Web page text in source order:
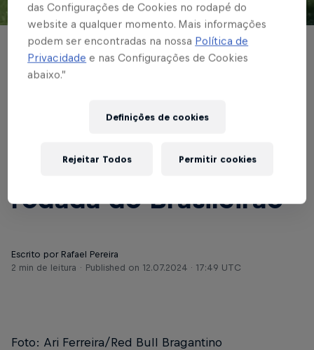
© Red Bull Bragantino
BRASILEIRÃO
Para voltar a vencer
fora de casa, Red Bull
Cruzeiro pela 17ª
rodada do Brasileirão
Escrito por Rafael Pereira
2 min de leitura
Published on 12.07.2024 · 17:49 UTC
Foto: Ari Ferreira/Red Bull Bragantino
das Configurações de Cookies no rodapé do
website a qualquer momento. Mais informações
podem ser encontradas na nossa Política de
Privacidade e nas Configurações de Cookies
abaixo.”
Definições de cookies
Rejeitar Todos Permitir cookies